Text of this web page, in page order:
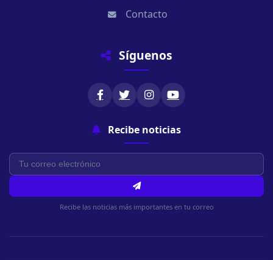
Contacto
Síguenos
Recibe noticias
Recibe las noticias más importantes en tu correo